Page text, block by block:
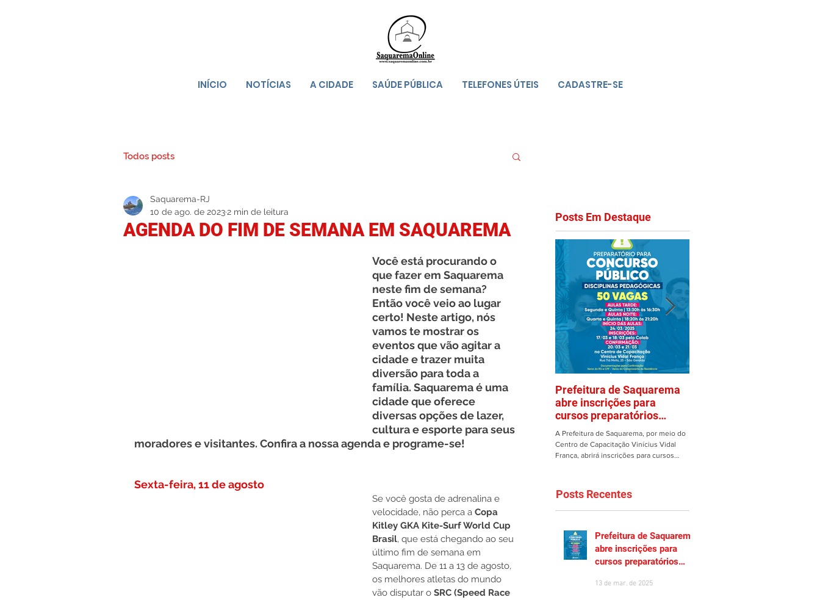
INÍCIO NOTÍCIAS A CIDADE SAÚDE PÚBLICA TELEFONES ÚTEIS CADASTRE-SE
Todos posts
AGENDA DO FIM DE SEMANA EM SAQUAREMA
Saquarema-RJ
10 de ago. de 2023 2 min de leitura
Você está procurando o
que fazer em Saquarema
neste fim de semana?
Então você veio ao lugar
certo! Neste artigo, nós
vamos te mostrar os
eventos que vão agitar a
cidade e trazer muita
diversão para toda a
família. Saquarema é uma
cidade que oferece
diversas opções de lazer,
cultura e esporte para seus
moradores e visitantes. Confira a nossa agenda e programe-se!
Sexta-feira, 11 de agosto
Se você gosta de adrenalina e
velocidade, não perca a Copa
Kitley GKA Kite-Surf World Cup
Brasil, que está chegando ao seu
último fim de semana em
Saquarema. De 11 a 13 de agosto,
os melhores atletas do mundo
vão disputar o SRC (Speed Race
Posts Em Destaque
Prefeitura de Saquarema
abre inscrições para
cursos preparatórios
gratuitos
A Prefeitura de Saquarema, por meio do
Centro de Capacitação Vinícius Vidal
França, abrirá inscrições para cursos
Posts Recentes
Prefeitura de Saquarema
abre inscrições para
cursos preparatórios
13 de mar. de 2025